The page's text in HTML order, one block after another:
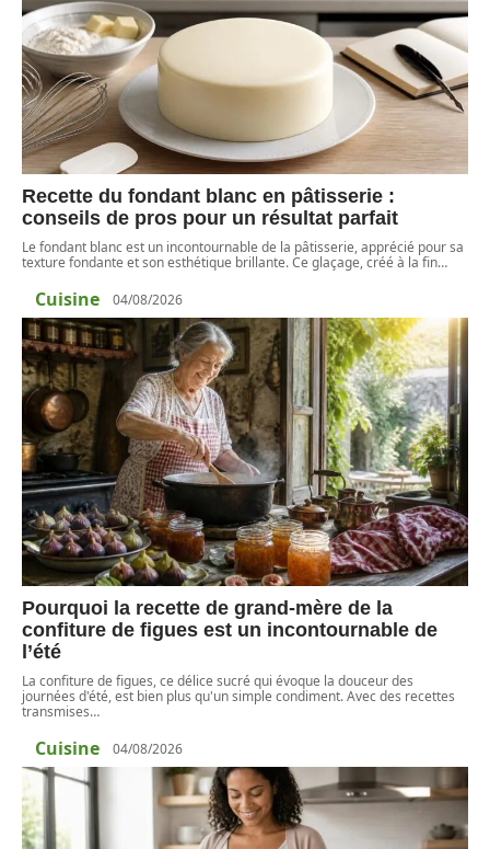
Recette du fondant blanc en pâtisserie :
conseils de pros pour un résultat parfait
Le fondant blanc est un incontournable de la pâtisserie, apprécié pour sa
texture fondante et son esthétique brillante. Ce glaçage, créé à la fin…
Cuisine 04/08/2026
Pourquoi la recette de grand-mère de la
confiture de figues est un incontournable de
l’été
La confiture de figues, ce délice sucré qui évoque la douceur des
journées d'été, est bien plus qu'un simple condiment. Avec des recettes
transmises…
Cuisine 04/08/2026